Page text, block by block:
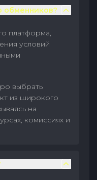
обменников?
платформа,
условий
выбрать
из широкого
на
комиссиях и